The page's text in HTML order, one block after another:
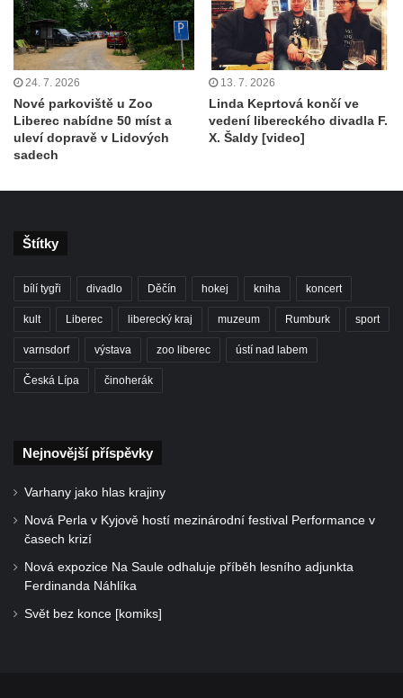
24. 7. 2026
Nové parkoviště u Zoo
Liberec nabídne 50 míst a
uleví dopravě v Lidových
sadech
13. 7. 2026
Linda Keprtová končí ve
vedení libereckého divadla F.
X. Šaldy [video]
Štítky
bílí tygři divadlo Děčín hokej kniha koncert
kult Liberec liberecký kraj muzeum Rumburk sport
varnsdorf výstava zoo liberec ústí nad labem
Česká Lípa činoherák
Nejnovější příspěvky
Varhany jako hlas krajiny
Nová Perla v Kyjově hostí mezinárodní festival Performance v
časech krizí
Nová expozice Na Saule odhaluje příběh lesního adjunkta
Ferdinanda Náhlíka
Svět bez konce [komiks]